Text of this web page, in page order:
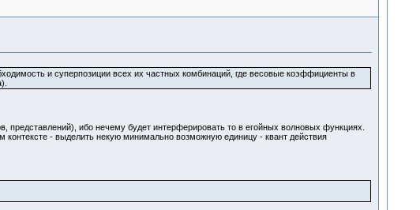
и суперпозиции всех их частных комбинаций, где весовые коэффициенты в
ибо нечему будет интерферировать то в егойных волновых функциях.
- выделить некую минимально возможную единицу - квант действия